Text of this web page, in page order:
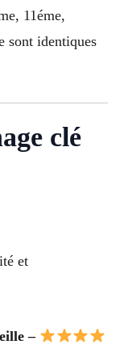
11éme,
sont identiques
clé
et
–